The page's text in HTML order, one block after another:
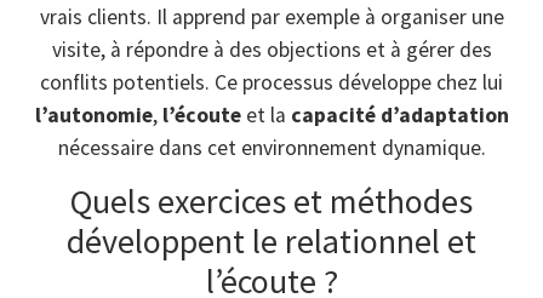
vrais clients. Il apprend par exemple à organiser une
visite, à répondre à des objections et à gérer des
conflits potentiels. Ce processus développe chez lui
l’autonomie, l’écouteet la capacité d’adaptation
nécessaire dans cet environnement dynamique.
Quels exercices et méthodes
développent le relationnel et
l’écoute ?